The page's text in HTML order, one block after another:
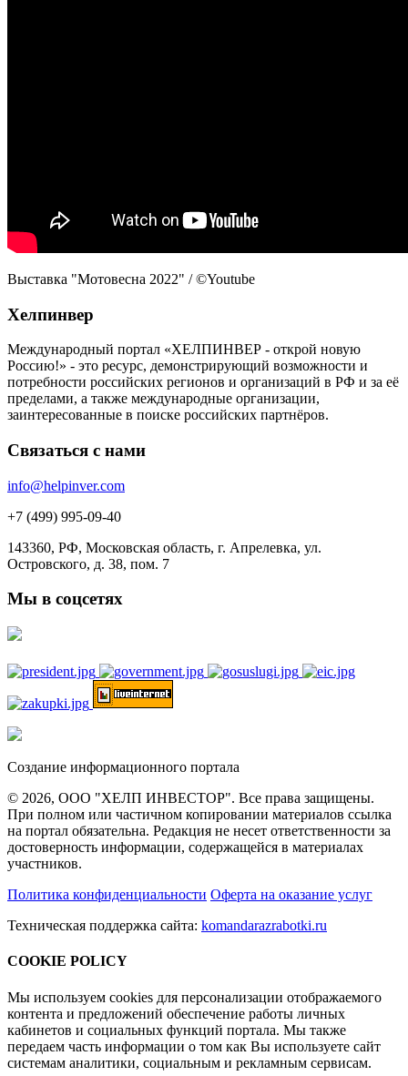
Выставка "Мотовесна 2022" / ©Youtube
Хелпинвер
Международный портал «ХЕЛПИНВЕР - открой новую
Россию!» - это ресурс, демонстрирующий возможности и
потребности российских регионов и организаций в РФ и за её
пределами, а также международные организации,
заинтересованные в поиске российских партнёров.
Связаться с нами
info@helpinver.com
+7 (499) 995-09-40
143360, РФ, Московская область, г. Апрелевка, ул.
Островского, д. 38, пом. 7
Мы в соцсетях
Создание информационного портала
© 2026, ООО "ХЕЛП ИНВЕСТОР". Все права защищены.
При полном или частичном копировании материалов ссылка
на портал обязательна. Редакция не несет ответственности за
достоверность информации, содержащейся в материалах
участников.
Политика конфиденциальности Оферта на оказание услуг
Техническая поддержка сайта: komandarazrabotki.ru
COOKIE POLICY
Мы используем cookies для персонализации отображаемого
контента и предложений обеспечение работы личных
кабинетов и социальных функций портала. Мы также
передаем часть информации о том как Вы используете сайт
системам аналитики, социальным и рекламным сервисам.